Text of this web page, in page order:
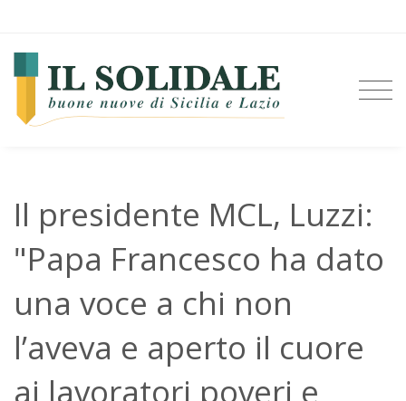
Il presidente MCL, Luzzi:
"Papa Francesco ha dato
una voce a chi non
l’aveva e aperto il cuore
ai lavoratori poveri e